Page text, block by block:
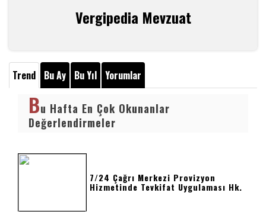
Vergipedia Mevzuat
Trend Bu Ay Bu Yıl Yorumlar
Bu Hafta En Çok Okunanlar
Değerlendirmeler
7/24 Çağrı Merkezi Provizyon
Hizmetinde Tevkifat Uygulaması Hk.